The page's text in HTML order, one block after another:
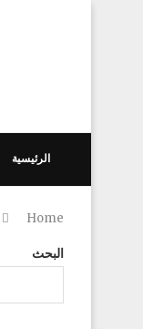
الرئيسية
Home
البحث